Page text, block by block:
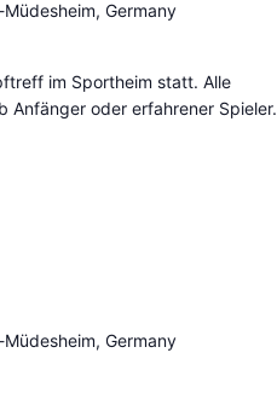
Germany
im Sportheim statt. Alle
Anfänger oder erfahrener Spieler.
Germany